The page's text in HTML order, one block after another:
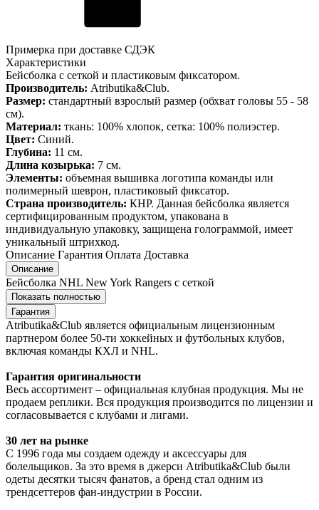
Примерка при доставке СДЭК
Характеристики
Бейсболка с сеткой и пластиковым фиксатором.
Производитель: Atributika&Club.
Размер: стандартный взрослый размер (обхват головы 55 - 58
см).
Материал: ткань: 100% хлопок, сетка: 100% полиэстер.
Цвет: Синий.
Глубина: 11 см.
Длина козырька: 7 см.
Элементы: объемная вышивка логотипа команды или
полимерный шеврон, пластиковый фиксатор.
Страна производитель: КНР. Данная бейсболка является
сертифицированным продуктом, упакована в
индивидуальную упаковку, защищена голограммой, имеет
уникальный штрихкод.
Описание Гарантия Оплата Доставка
Описание
Бейсболка NHL New York Rangers с сеткой
Показать полностью
Гарантия
Atributika&Club является официальным лицензионным
партнером более 50-ти хоккейных и футбольных клубов,
включая команды КХЛ и NHL.
Гарантия оригинальности
Весь ассортимент – официальная клубная продукция. Мы не
продаем реплики. Вся продукция производится по лицензии и
согласовывается с клубами и лигами.
30 лет на рынке
С 1996 года мы создаем одежду и аксессуары для
болельщиков. За это время в джерси Atributika&Club были
одеты десятки тысяч фанатов, а бренд стал одним из
трендсеттеров фан-индустрии в России.